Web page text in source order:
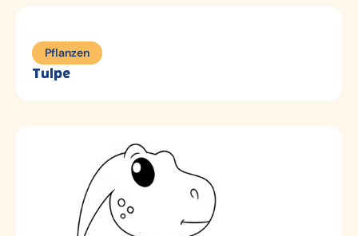
Pflanzen
Tulpe